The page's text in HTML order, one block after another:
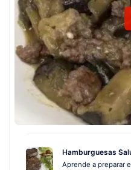
Hamburguesas
Aprende a preparar